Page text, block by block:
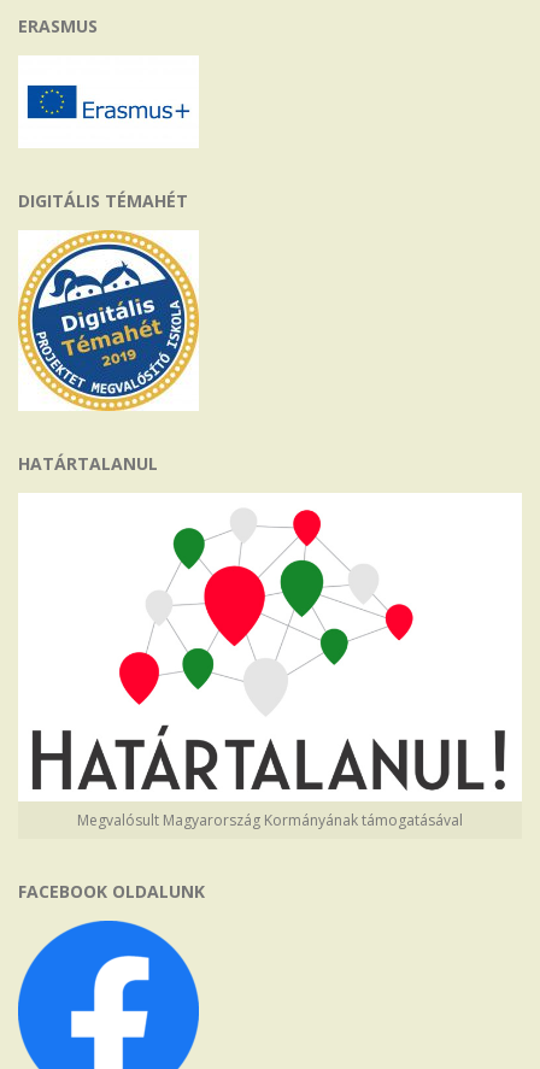
ERASMUS
DIGITÁLIS TÉMAHÉT
HATÁRTALANUL
Megvalósult Magyarország Kormányának támogatásával
FACEBOOK OLDALUNK